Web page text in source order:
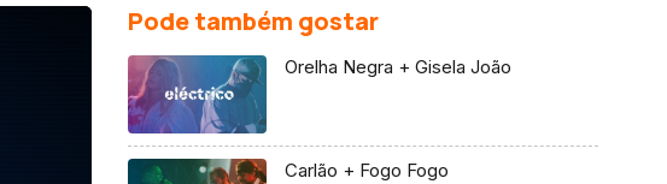
Pode também gostar
Orelha Negra + Gisela João
Carlão + Fogo Fogo